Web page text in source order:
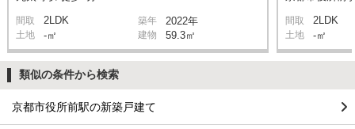
間取 2LDK 築年 2022年
土地 -㎡ 建物 59.3㎡
間取 2LDK
土地 -㎡
類似の条件から検索
京都市役所前駅の新築戸建て